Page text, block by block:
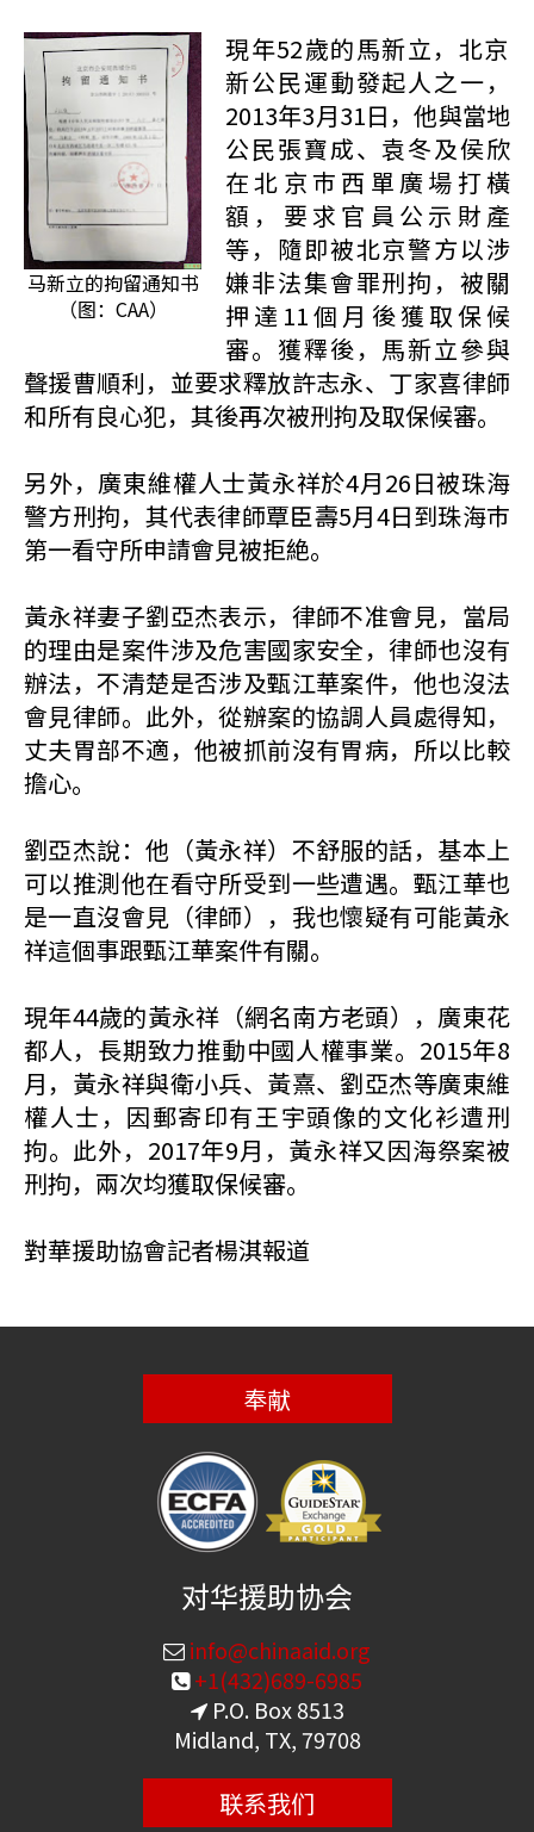
马新立的拘留通知书
（图：CAA）
現年52歲的馬新立，北京
新公民運動發起人之一，
2013年3月31日，他與當地
公民張寶成、袁冬及侯欣
在北京巿西單廣場打橫
額，要求官員公示財產
等，隨即被北京警方以涉
嫌非法集會罪刑拘，被關
押達11個月後獲取保候
審。獲釋後，馬新立參與
聲援曹順利，並要求釋放許志永、丁家喜律師
和所有良心犯，其後再次被刑拘及取保候審。
另外，廣東維權人士黃永祥於4月26日被珠海
警方刑拘，其代表律師覃臣壽5月4日到珠海巿
第一看守所申請會見被拒絶。
黃永祥妻子劉亞杰表示，律師不准會見，當局
的理由是案件涉及危害國家安全，律師也沒有
辦法，不清楚是否涉及甄江華案件，他也沒法
會見律師。此外，從辦案的協調人員處得知，
丈夫胃部不適，他被抓前沒有胃病，所以比較
擔心。
劉亞杰說：他（黃永祥）不舒服的話，基本上
可以推測他在看守所受到一些遭遇。甄江華也
是一直沒會見（律師），我也懷疑有可能黃永
祥這個事跟甄江華案件有關。
現年44歲的黃永祥（網名南方老頭），廣東花
都人，長期致力推動中國人權事業。2015年8
月，黃永祥與衛小兵、黃熹、劉亞杰等廣東維
權人士，因郵寄印有王宇頭像的文化衫遭刑
拘。此外，2017年9月，黃永祥又因海祭案被
刑拘，兩次均獲取保候審。
對華援助協會記者楊淇報道
奉献
对华援助协会
info@chinaaid.org
+1(432)689-6985
P.O. Box 8513
Midland, TX, 79708
联系我们